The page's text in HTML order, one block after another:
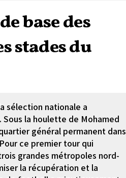
base des
stades du
sélection nationale a
la houlette de Mohamed
général permanent dans
ce premier tour qui
grandes métropoles nord-
la récupération et la